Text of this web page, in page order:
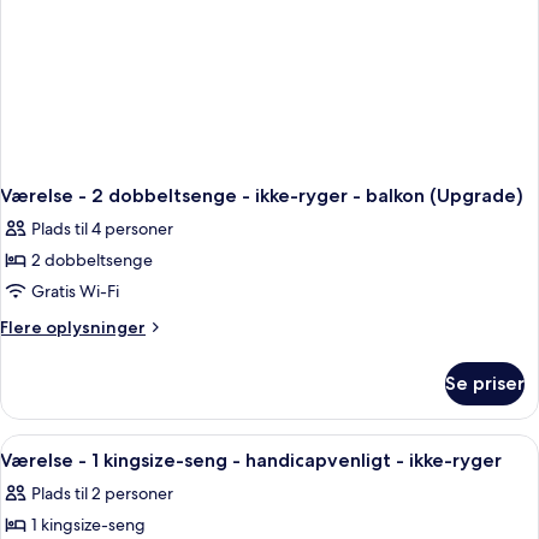
Værelse - 2 dobbeltsenge - ikke-ryger - balkon (Upgrade)
Plads til 4 personer
2 dobbeltsenge
Gratis Wi-Fi
Flere oplysninger
Flere
-
dobbeltsenge
ikke-
ryger
Se priser
Indlæs
alle
billeder
af
Et hotelværelse med seng, fjernsyn,
4
Værelse - 1 kingsize-seng - handicapvenligt - ikke-ryger
Plads til 2 personer
1 kingsize-seng